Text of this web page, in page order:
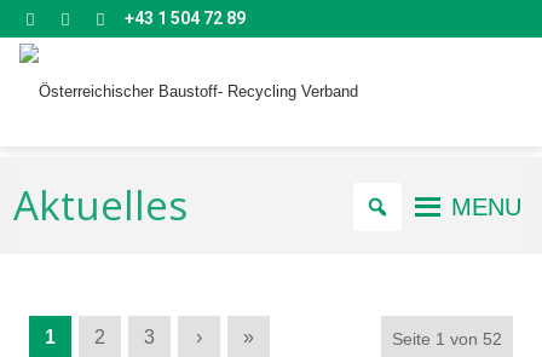
+43 1 504 72 89
MENU
Aktuelles
Seite 1 von 52
1 2 3 › »